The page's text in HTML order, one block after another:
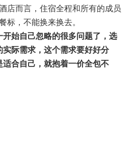
店而言，住宿全程和所有的成员
标，不能换来换去。
始自己忽略的很多问题了，选
际需求，这个需求要好好分
合自己，就抱着一价全包不